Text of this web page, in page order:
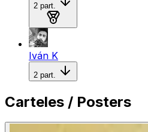
2 part.
Medalla de plata
Iván K
2 part.
Carteles / Posters